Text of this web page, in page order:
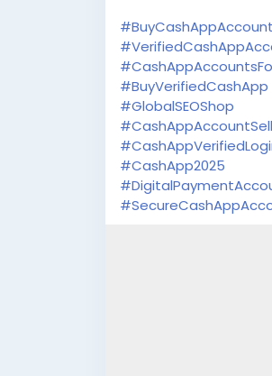
#BuyVerifiedCashApp
#GlobalSEOShop
#CashApp2025